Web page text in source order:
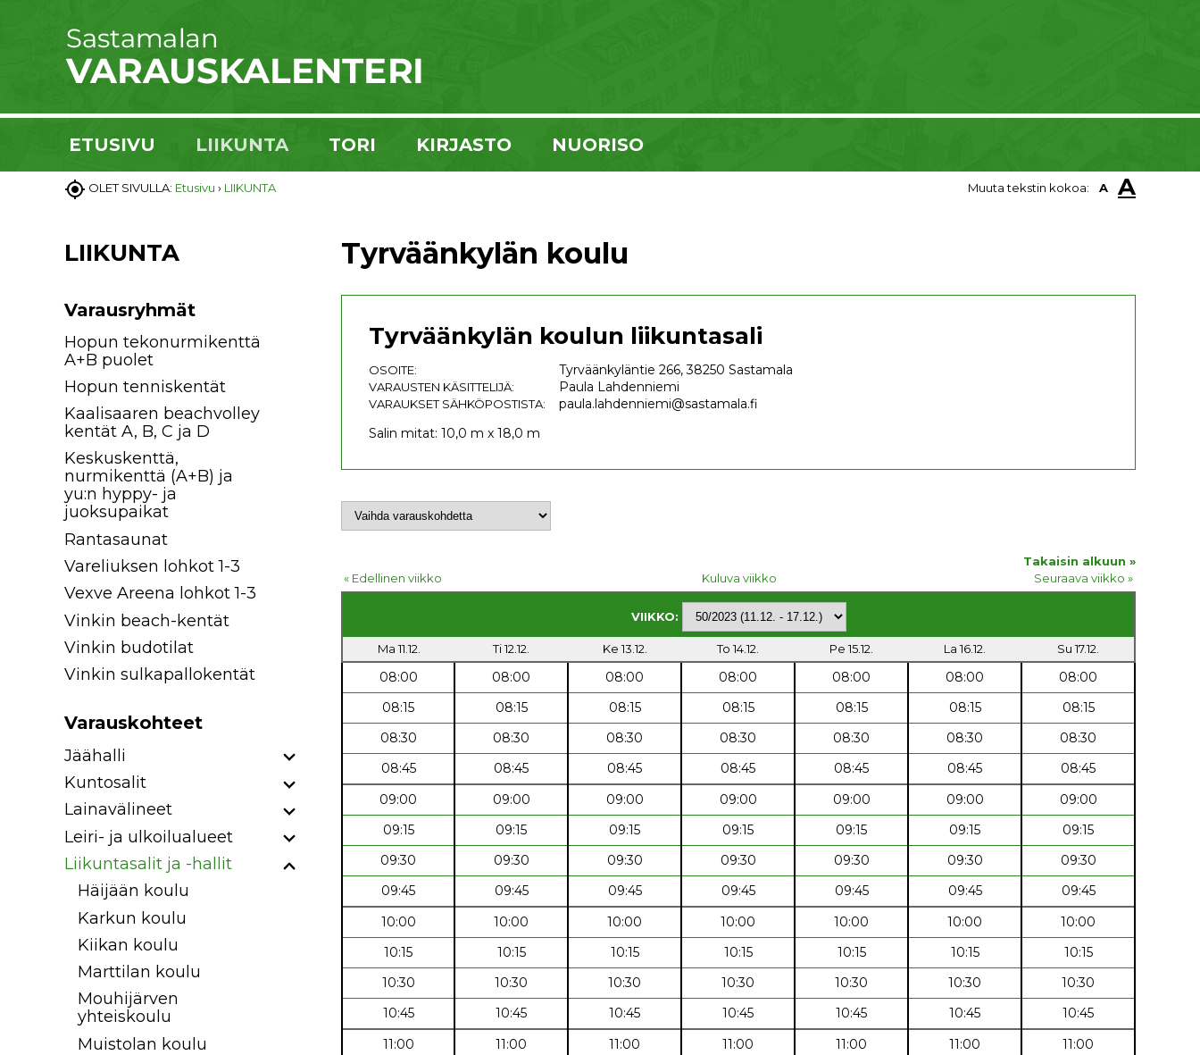
ETUSIVU LIIKUNTA TORI KIRJASTO NUORISO
 OLET SIVULLA: Etusivu › LIIKUNTA Muuta tekstin kokoa: A A
LIIKUNTA
Varausryhmät
Hopun tekonurmikenttä
A+B puolet
Hopun tenniskentät
Kaalisaaren beachvolley
kentät A, B, C ja D
Keskuskenttä,
nurmikenttä (A+B) ja
yu:n hyppy- ja
juoksupaikat
Rantasaunat
Vareliuksen lohkot 1-3
Vexve Areena lohkot 1-3
Vinkin beach-kentät
Vinkin budotilat
Vinkin sulkapallokentät
Varauskohteet
Jäähalli
Kuntosalit
Lainavälineet
Leiri- ja ulkoilualueet
Liikuntasalit ja -hallit
Häijään koulu
Karkun koulu
Kiikan koulu
Marttilan koulu
Mouhijärven
yhteiskoulu
Muistolan koulu
Tyrväänkylän koulu
Tyrväänkylän koulun liikuntasali
OSOITE: Tyrväänkyläntie 266, 38250 Sastamala
VARAUSTEN KÄSITTELIJÄ: Paula Lahdenniemi
VARAUKSET SÄHKÖPOSTISTA:
paula.lahdenniemi@sastamala.fi
Salin mitat: 10,0 m x 18,0 m
Takaisin alkuun »
« Edellinen viikko
Kuluva viikko Seuraava viikko »
VIIKKO:
Ma 11.12. Ti 12.12. Ke 13.12. To 14.12. Pe 15.12. La 16.12. Su 17.12.
08:00 08:00 08:00 08:00 08:00 08:00
08:00
08:15
08:15 08:15 08:15 08:15 08:15
08:15
08:30
08:30 08:30 08:30 08:30 08:30
08:30
08:45
08:45 08:45 08:45 08:45 08:45
08:45
09:00
09:00 09:00 09:00 09:00 09:00
09:00
09:15
09:15 09:15 09:15 09:15 09:15
09:15
09:30
09:30 09:30 09:30 09:30 09:30
09:30
09:45
09:45 09:45 09:45 09:45 09:45
09:45
10:00
10:00 10:00 10:00 10:00 10:00
10:00
10:15
10:15 10:15 10:15 10:15 10:15
10:15
10:30
10:30 10:30 10:30 10:30 10:30
10:30
10:45
10:45 10:45 10:45 10:45 10:45
10:45
11:00
11:00 11:00 11:00 11:00 11:00
11:00